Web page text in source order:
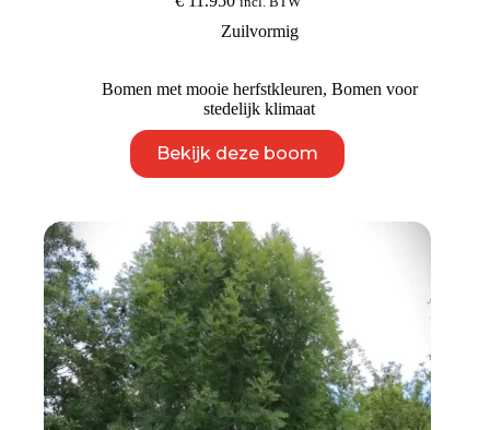
Zuilvormig
Bomen met mooie herfstkleuren, Bomen voor
stedelijk klimaat
Bekijk deze boom
product
heeft
Deze
optie
kan
gekozen
worden
op
de
productpagina